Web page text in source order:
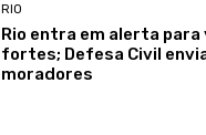
RIO
Rio entra em alerta
fortes; Defesa Civil
moradores